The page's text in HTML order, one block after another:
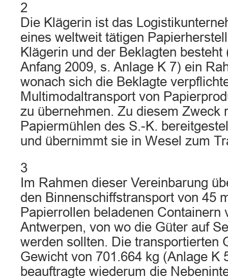
2
Die Klägerin ist das
eines weltweit tätigen
Klägerin und der Beklagten
Anfang 2009, s. Anlage K 7) ein
wonach sich die Beklagte
Multimodaltransport von
zu übernehmen. Zu diesem Zweck
Papiermühlen des S.-K.
und übernimmt sie in Wesel zum
3
Im Rahmen dieser Vereinbarung
den Binnenschiffstransport von 45
Papierrollen beladenen Containern
Antwerpen, von wo die Güter auf
werden sollten. Die transportierten
Gewicht von 701.664 kg (Anlage K
beauftragte wiederum die